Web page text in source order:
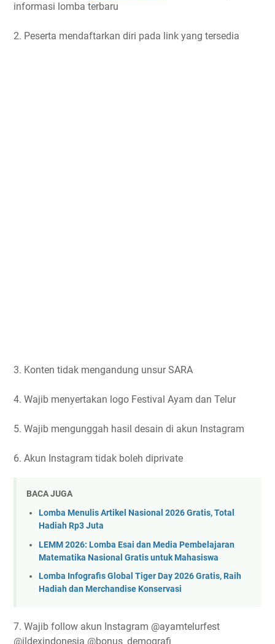
informasi lomba terbaru
2. Peserta mendaftarkan diri pada link yang tersedia
3. Konten tidak mengandung unsur SARA
4. Wajib menyertakan logo Festival Ayam dan Telur
5. Wajib mengunggah hasil desain di akun Instagram
6. Akun Instagram tidak boleh diprivate
BACA JUGA
Lomba Menulis Artikel Nasional 2026 Gratis, Total
Hadiah Rp3 Juta
LEMM 2026: Lomba Esai dan Media Pembelajaran
Matematika Nasional Gratis untuk Mahasiswa
Lomba Infografis Global Tiger Day 2026 Gratis, Raih
Hadiah dan Merchandise Konservasi
7. Wajib follow akun Instagram @ayamtelurfest
@ildexindonesia @bonus_demografi